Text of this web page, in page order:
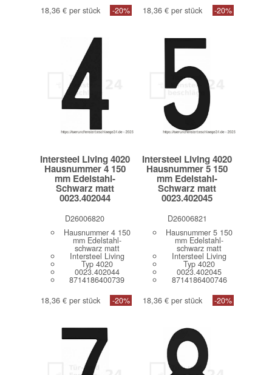
18,36 € per stück -20% 18,36 € per stück -20%
Intersteel Living 4020
Hausnummer 4 150
mm Edelstahl-
Schwarz matt
0023.402044
D26006820
Hausnummer 4 150
mm Edelstahl-
schwarz matt
Intersteel Living
Typ 4020
0023.402044
8714186400739
18,36 € per stück
-20%
Intersteel Living 4020
Hausnummer 5 150
mm Edelstahl-
Schwarz matt
0023.402045
D26006821
Hausnummer 5 150
mm Edelstahl-
schwarz matt
Intersteel Living
Typ 4020
0023.402045
8714186400746
18,36 € per stück
-20%